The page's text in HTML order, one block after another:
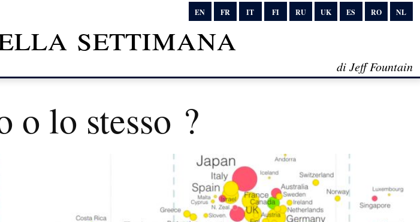
EN FR IT FI RU UK ES RO NL
settimana
di Jeff Fountain
o lo stesso ?